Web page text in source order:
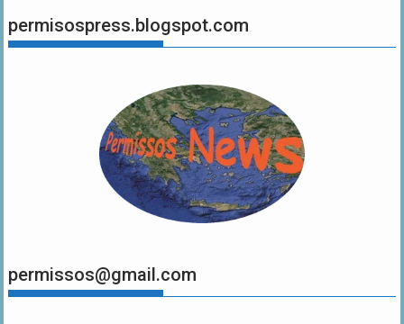
permisospress.blogspot.com
permissos@gmail.com